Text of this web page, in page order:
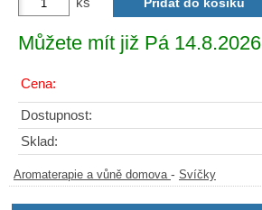
Můžete mít již Pá 14.8.2026
Cena:
Dostupnost:
Sklad:
Aromaterapie a vůně domova - Svíčky